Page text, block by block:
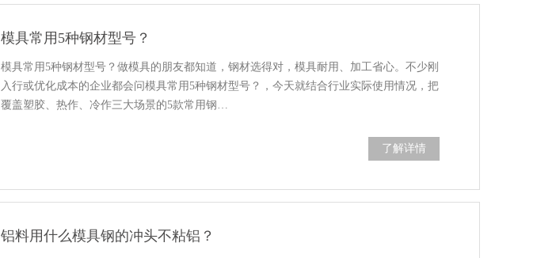
模具常用5种钢材型号？
模具常用5种钢材型号？做模具的朋友都知道，钢材选得对，模具耐用、加工省心。不少刚
入行或优化成本的企业都会问模具常用5种钢材型号？，今天就结合行业实际使用情况，把
覆盖塑胶、热作、冷作三大场景的5款常用钢…
了解详情
铝料用什么模具钢的冲头不粘铝？